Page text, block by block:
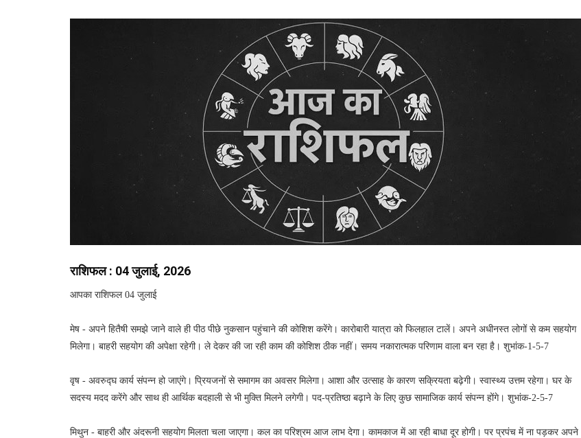
राशिफल : 04 जुलाई, 2026
आपका राशिफल 04 जुलाई
मेष - अपने हितैषी समझे जाने वाले ही पीठ पीछे नुकसान पहुंचाने की कोशिश करेंगे। कारोबारी यात्रा को फिलहाल टालें। अपने अधीनस्त लोगों से कम सहयोग
मिलेगा। बाहरी सहयोग की अपेक्षा रहेगी। ले देकर की जा रही काम की कोशिश ठीक नहीं। समय नकारात्मक परिणाम वाला बन रहा है। शुभांक-1-5-7
वृष - अवरुद्घ कार्य संपन्न हो जाएंगे। प्रियजनों से समागम का अवसर मिलेगा। आशा और उत्साह के कारण सक्रियता बढ़ेगी। स्वास्थ्य उत्तम रहेगा। घर के
सदस्य मदद करेंगे और साथ ही आर्थिक बदहाली से भी मुक्ति मिलने लगेगी। पद-प्रतिष्ठा बढ़ाने के लिए कुछ सामाजिक कार्य संपन्न होंगे। शुभांक-2-5-7
मिथुन - बाहरी और अंदरूनी सहयोग मिलता चला जाएगा। कल का परिश्रम आज लाभ देगा। कामकाज में आ रही बाधा दूर होगी। पर प्रपंच में ना पड़कर अपने